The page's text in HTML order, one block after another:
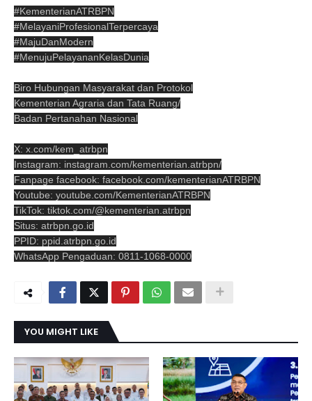
#KementerianATRBPN
#MelayaniProfesionalTerpercaya
#MajuDanModern
#MenujuPelayananKelasDunia
Biro Hubungan Masyarakat dan Protokol
Kementerian Agraria dan Tata Ruang/
Badan Pertanahan Nasional
X: x.com/kem_atrbpn
Instagram: instagram.com/kementerian.atrbpn/
Fanpage facebook: facebook.com/kementerianATRBPN
Youtube: youtube.com/KementerianATRBPN
TikTok: tiktok.com/@kementerian.atrbpn
Situs: atrbpn.go.id
PPID: ppid.atrbpn.go.id
WhatsApp Pengaduan: 0811-1068-0000
YOU MIGHT LIKE